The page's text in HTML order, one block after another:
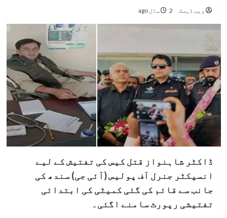
ویب ڈیسک 2 سال ago
ڈاکٹر شاہنواز قتل کیس کی تفتیش کے لیے
انسپکٹر جنرل آف پولیس (آئی جی) سندھ کی
جانب سے قائم کی گئی کمیٹی کی ابتدائی
تفتیشی رپورٹ سامنے اگئی۔